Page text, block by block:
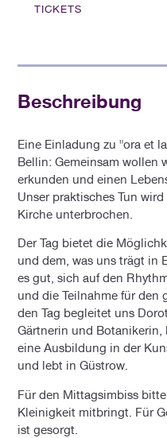
TICKETS
Beschreibung
Eine Einladung zu "ora et
Bellin: Gemeinsam wollen
erkunden und einen
Unser praktisches Tun
Kirche unterbrochen.
Der Tag bietet die
und dem, was uns trägt in
es gut, sich auf den
und die Teilnahme für den
den Tag begleitet uns
Gärtnerin und Botanikerin,
eine Ausbildung in der
und lebt in Güstrow.
Für den Mittagsimbiss
Kleinigkeit mitbringt. Für
ist gesorgt.